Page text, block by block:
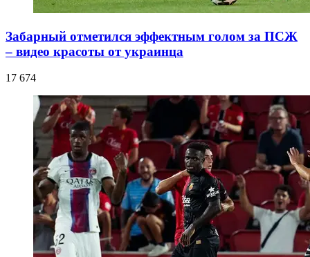
Забарный отметился эффектным голом за ПСЖ
– видео красоты от украинца
17 674